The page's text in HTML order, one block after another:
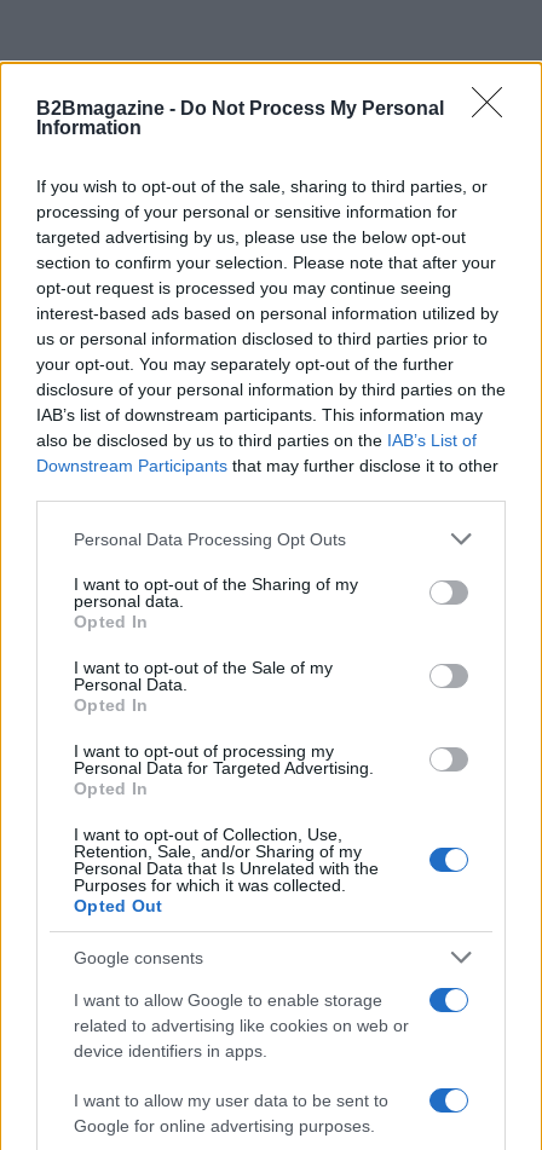
B2Bmagazine - Do Not Process My Personal
Information
If you wish to opt-out of the sale, sharing to third parties, or
processing of your personal or sensitive information for
targeted advertising by us, please use the below opt-out
section to confirm your selection. Please note that after your
opt-out request is processed you may continue seeing
interest-based ads based on personal information utilized by
us or personal information disclosed to third parties prior to
your opt-out. You may separately opt-out of the further
disclosure of your personal information by third parties on the
IAB’s list of downstream participants. This information may
also be disclosed by us to third parties on the IAB’s List of
Downstream Participants that may further disclose it to other
Please note that this website/app uses one or more Google
not limited to your visit or usage behaviour. You may click to
grant or deny consent to Google and its third-party tags to
use your data for below specified purposes in below Google
consent section.
Personal Data Processing Opt Outs
I want to opt-out of the Sharing of my
personal data.
Opted In
I want to opt-out of the Sale of my
Personal Data.
Opted In
I want to opt-out of processing my
Personal Data for Targeted Advertising.
Opted In
I want to opt-out of Collection, Use,
Retention, Sale, and/or Sharing of my
Personal Data that Is Unrelated with the
Purposes for which it was collected.
Opted Out
Google consents
I want to allow Google to enable storage
related to advertising like cookies on web or
device identifiers in apps.
I want to allow my user data to be sent to
Google for online advertising purposes.
Continua a leggere
B2B NEWS
Ripensare le tecnologie umanitarie oltre i criteri dei
Martina Marchesi · 10 Lug 2026
Acquisizione Fincantieri-WSense: i fondatori restano
e rimettono capitale
Linda Pellegrini · 7 Lug 2026